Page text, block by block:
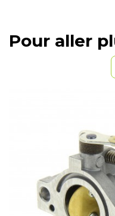
Pour aller